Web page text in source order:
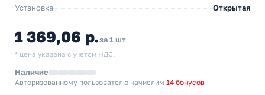
Установка Открытая
1 369,06 р.за 1 шт
* цена указана с учетом НДС.
Наличие
Авторизованному пользователю начислим 14 бонусов